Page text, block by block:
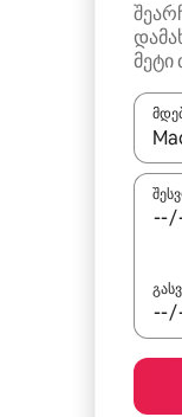
მეტი